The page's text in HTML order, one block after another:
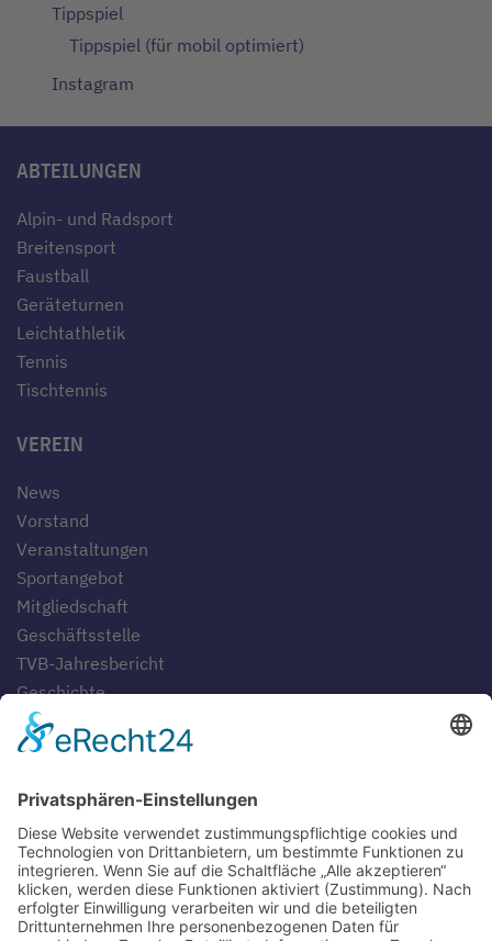
Tippspiel
Tippspiel (für mobil optimiert)
Instagram
ABTEILUNGEN
Alpin- und Radsport
Breitensport
Faustball
Geräteturnen
Leichtathletik
Tennis
Tischtennis
VEREIN
News
Vorstand
Veranstaltungen
Sportangebot
Mitgliedschaft
Geschäftsstelle
TVB-Jahresbericht
Geschichte
Gaststätten
Blog
Downloads
Fotogalerien
Links
Anfahrt